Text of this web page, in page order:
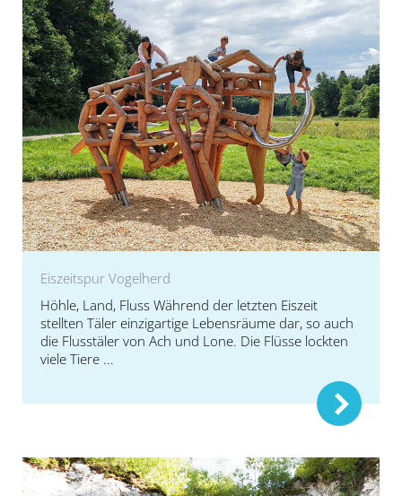
Eiszeitspur Vogelherd
Höhle, Land, Fluss Während der letzten Eiszeit
stellten Täler einzigartige Lebensräume dar, so auch
die Flusstäler von Ach und Lone. Die Flüsse lockten
viele Tiere ...